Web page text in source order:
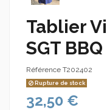
Tablier
SGT BBQ
Référence T202402
Rupture de stock
32,50 €